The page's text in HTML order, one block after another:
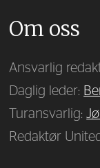
Om oss
Ansvarlig
Daglig leder:
Turansvarlig:
Redaktør